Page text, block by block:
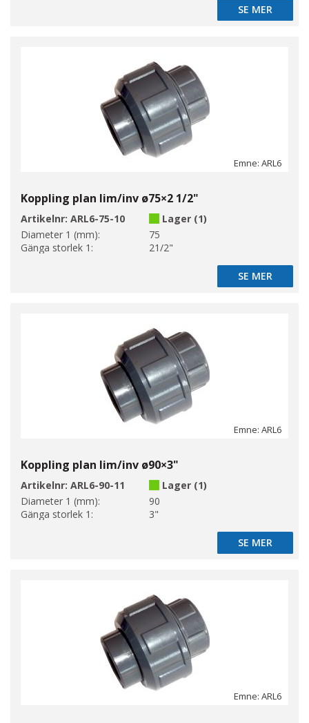
SE MER
SE MER
Emne: ARL6
Koppling plan lim/inv ø75×2 1/2"
Artikelnr: ARL6-75-10
Lager (1)
Diameter 1 (mm):
75
Gänga storlek 1:
21/2"
SE MER
SE MER
Emne: ARL6
Koppling plan lim/inv ø90×3"
Artikelnr: ARL6-90-11
Lager (1)
Diameter 1 (mm):
90
Gänga storlek 1:
3"
SE MER
SE MER
Emne: ARL6